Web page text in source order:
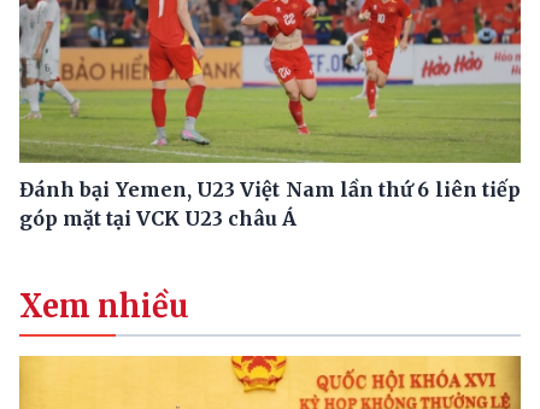
Đánh bại Yemen, U23 Việt Nam lần thứ 6 liên tiếp
góp mặt tại VCK U23 châu Á
Xem nhiều